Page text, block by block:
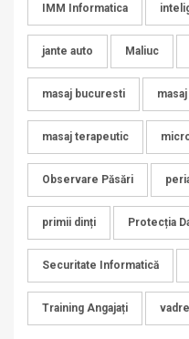
IMM Informatica
jante auto Maliuc
masaj bucuresti
masaj terapeutic
Observare Păsări
primii dinți Protecția
Securitate Informatică
Training Angajați